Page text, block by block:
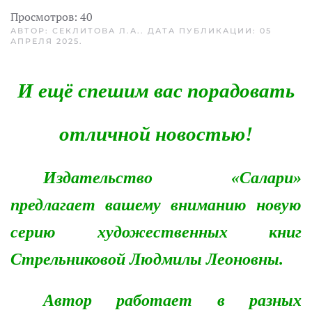
Просмотров: 40
АВТОР: СЕКЛИТОВА Л.А.. ДАТА ПУБЛИКАЦИИ: 05
АПРЕЛЯ 2025.
И ещё спешим вас порадовать
отличной новостью!
Издательство «Салари»
предлагает вашему вниманию новую
серию художественных книг
Стрельниковой Людмилы Леоновны.
Автор работает в разных